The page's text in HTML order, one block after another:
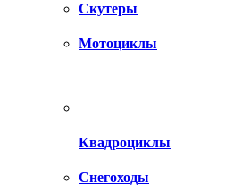
Скутеры
Мотоциклы
Квадроциклы
Снегоходы